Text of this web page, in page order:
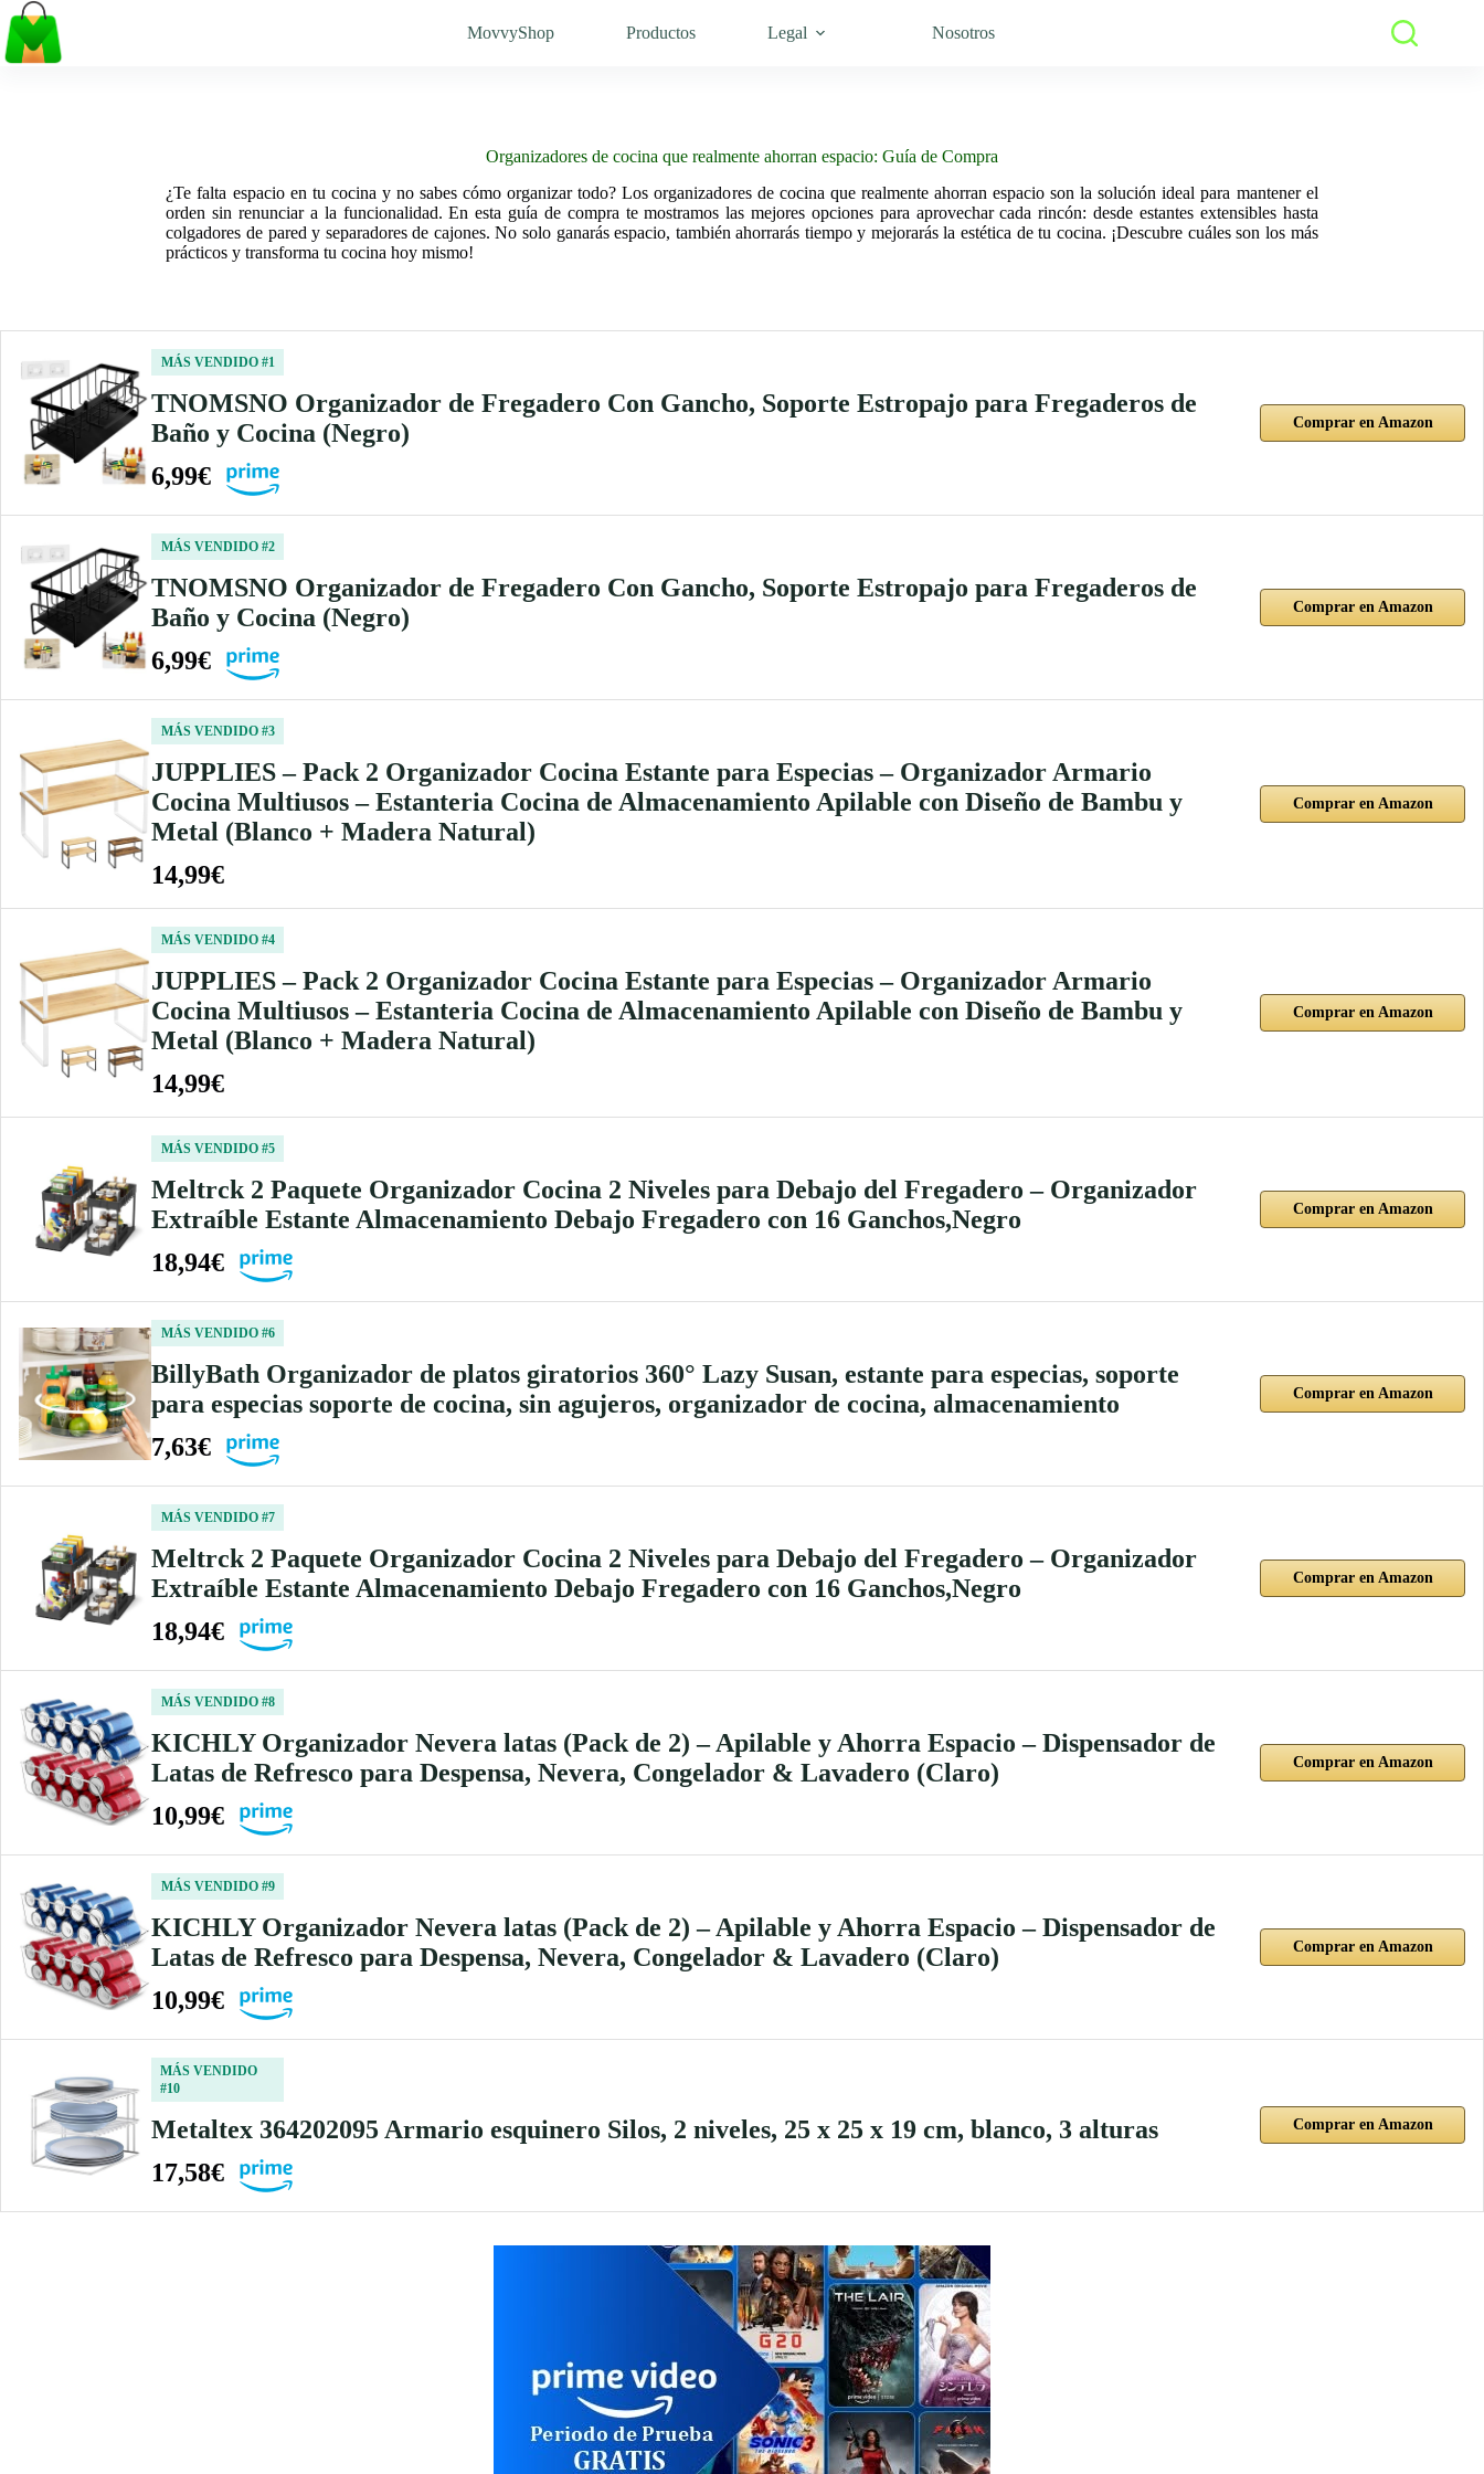
Saltar
al
contenido
MovvyShop Productos Legal Nosotros
Organizadores de cocina que realmente ahorran espacio: Guía de Compra
¿Te falta espacio en tu cocina y no sabes cómo organizar todo? Los organizadores de cocina que realmente ahorran espacio son la solución ideal para mantener el
orden sin renunciar a la funcionalidad. En esta guía de compra te mostramos las mejores opciones para aprovechar cada rincón: desde estantes extensibles hasta
colgadores de pared y separadores de cajones. No solo ganarás espacio, también ahorrarás tiempo y mejorarás la estética de tu cocina. ¡Descubre cuáles son los más
prácticos y transforma tu cocina hoy mismo!
MÁS VENDIDO #1
TNOMSNO Organizador de Fregadero Con Gancho, Soporte Estropajo para Fregaderos de
Baño y Cocina (Negro)
6,99€
Comprar en Amazon
MÁS VENDIDO #2
TNOMSNO Organizador de Fregadero Con Gancho, Soporte Estropajo para Fregaderos de
Baño y Cocina (Negro)
6,99€
Comprar en Amazon
MÁS VENDIDO #3
JUPPLIES – Pack 2 Organizador Cocina Estante para Especias – Organizador Armario
Cocina Multiusos – Estanteria Cocina de Almacenamiento Apilable con Diseño de Bambu y
Metal (Blanco + Madera Natural)
14,99€
Comprar en Amazon
MÁS VENDIDO #4
JUPPLIES – Pack 2 Organizador Cocina Estante para Especias – Organizador Armario
Cocina Multiusos – Estanteria Cocina de Almacenamiento Apilable con Diseño de Bambu y
Metal (Blanco + Madera Natural)
14,99€
Comprar en Amazon
MÁS VENDIDO #5
Meltrck 2 Paquete Organizador Cocina 2 Niveles para Debajo del Fregadero – Organizador
Extraíble Estante Almacenamiento Debajo Fregadero con 16 Ganchos,Negro
18,94€
Comprar en Amazon
MÁS VENDIDO #6
BillyBath Organizador de platos giratorios 360° Lazy Susan, estante para especias, soporte
para especias soporte de cocina, sin agujeros, organizador de cocina, almacenamiento
7,63€
Comprar en Amazon
MÁS VENDIDO #7
Meltrck 2 Paquete Organizador Cocina 2 Niveles para Debajo del Fregadero – Organizador
Extraíble Estante Almacenamiento Debajo Fregadero con 16 Ganchos,Negro
18,94€
Comprar en Amazon
MÁS VENDIDO #8
KICHLY Organizador Nevera latas (Pack de 2) – Apilable y Ahorra Espacio – Dispensador de
Latas de Refresco para Despensa, Nevera, Congelador & Lavadero (Claro)
10,99€
Comprar en Amazon
MÁS VENDIDO #9
KICHLY Organizador Nevera latas (Pack de 2) – Apilable y Ahorra Espacio – Dispensador de
Latas de Refresco para Despensa, Nevera, Congelador & Lavadero (Claro)
10,99€
Comprar en Amazon
MÁS VENDIDO
#10
Metaltex 364202095 Armario esquinero Silos, 2 niveles, 25 x 25 x 19 cm, blanco, 3 alturas
17,58€
Comprar en Amazon